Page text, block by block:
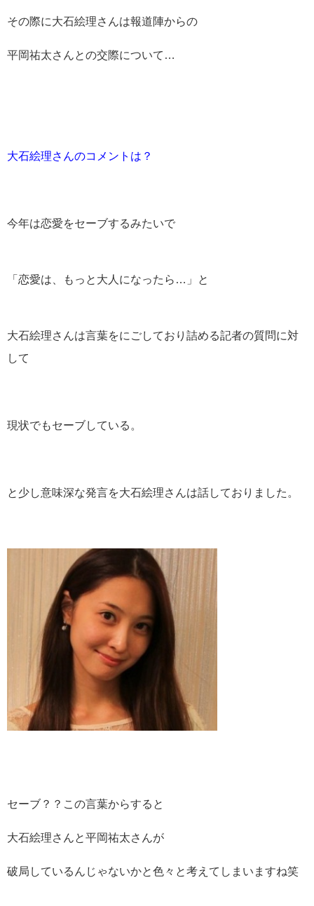
その際に大石絵理さんは報道陣からの
平岡祐太さんとの交際について…
大石絵理さんのコメントは？
今年は恋愛をセーブするみたいで
「恋愛は、もっと大人になったら…」と
大石絵理さんは言葉をにごしており詰める記者の質問に対
して
現状でもセーブしている。
と少し意味深な発言を大石絵理さんは話しておりました。
セーブ？？この言葉からすると
大石絵理さんと平岡祐太さんが
破局しているんじゃないかと色々と考えてしまいますね笑